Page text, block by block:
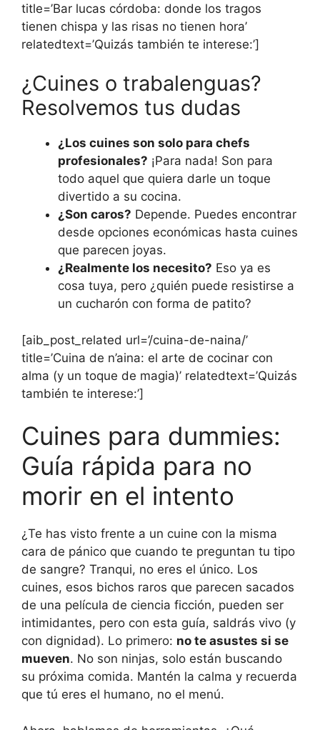
title=’Bar lucas córdoba: donde los tragos
tienen chispa y las risas no tienen hora’
relatedtext=’Quizás también te interese:’]
¿Cuines o trabalenguas?
Resolvemos tus dudas
¿Los cuines son solo para chefs
profesionales? ¡Para nada! Son para
todo aquel que quiera darle un toque
divertido a su cocina.
¿Son caros? Depende. Puedes encontrar
desde opciones económicas hasta cuines
que parecen joyas.
¿Realmente los necesito? Eso ya es
cosa tuya, pero ¿quién puede resistirse a
un cucharón con forma de patito?
[aib_post_related url=’/cuina-de-naina/’
title=’Cuina de n’aina: el arte de cocinar con
alma (y un toque de magia)’ relatedtext=’Quizás
también te interese:’]
Cuines para dummies:
Guía rápida para no
morir en el intento
¿Te has visto frente a un cuine con la misma
cara de pánico que cuando te preguntan tu tipo
de sangre? Tranqui, no eres el único. Los
cuines, esos bichos raros que parecen sacados
de una película de ciencia ficción, pueden ser
intimidantes, pero con esta guía, saldrás vivo (y
con dignidad). Lo primero: no te asustes si se
mueven. No son ninjas, solo están buscando
su próxima comida. Mantén la calma y recuerda
que tú eres el humano, no el menú.